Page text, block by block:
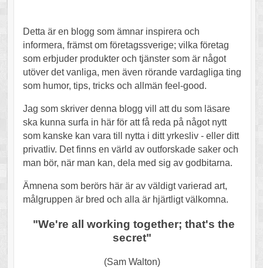
Detta är en blogg som ämnar inspirera och
informera, främst om företagssverige; vilka företag
som erbjuder produkter och tjänster som är något
utöver det vanliga, men även rörande vardagliga ting
som humor, tips, tricks och allmän feel-good.
Jag som skriver denna blogg vill att du som läsare
ska kunna surfa in här för att få reda på något nytt
som kanske kan vara till nytta i ditt yrkesliv - eller ditt
privatliv. Det finns en värld av outforskade saker och
man bör, när man kan, dela med sig av godbitarna.
Ämnena som berörs här är av väldigt varierad art,
målgruppen är bred och alla är hjärtligt välkomna.
"We're all working together; that's the
secret"
(Sam Walton)